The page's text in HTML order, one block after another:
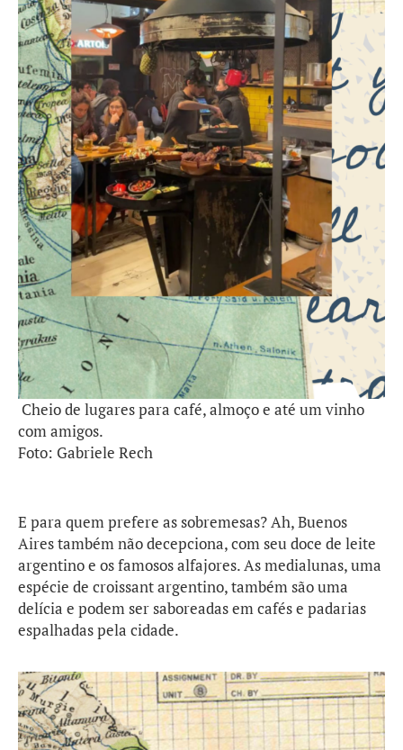
Cheio de lugares para café, almoço e até um vinho
com amigos.
Foto: Gabriele Rech
E para quem prefere as sobremesas? Ah, Buenos
Aires também não decepciona, com seu doce de leite
argentino e os famosos alfajores. As medialunas, uma
espécie de croissant argentino, também são uma
delícia e podem ser saboreadas em cafés e padarias
espalhadas pela cidade.